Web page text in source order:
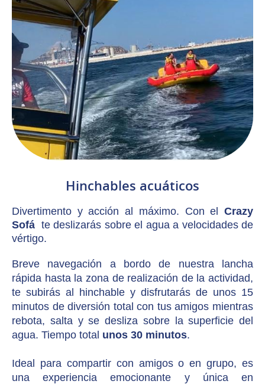
Hinchables acuáticos
Divertimento y acción al máximo. Con el Crazy
Sofá te deslizarás sobre el agua a velocidades de
vértigo.
Breve navegación a bordo de nuestra lancha
rápida hasta la zona de realización de la actividad,
te subirás al hinchable y disfrutarás de unos 15
minutos de diversión total con tus amigos mientras
rebota, salta y se desliza sobre la superficie del
agua. Tiempo total unos 30 minutos.
Ideal para compartir con amigos o en grupo, es
una experiencia emocionante y única en